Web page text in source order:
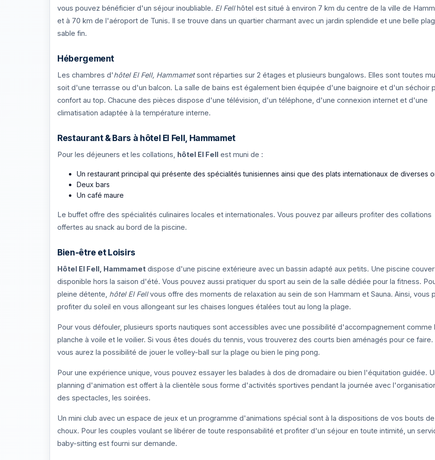
vous pouvez bénéficier d'un séjour inoubliable. El Fellhôtel est situé à environ 7 km du centre de la ville de
et à 70 km de l'aéroport de Tunis. Il se trouve dans un quartier charmant avec un jardin splendide et une belle
sable fin.
Hébergement
Les chambres d'hôtel El Fell, Hammametsont réparties sur 2 étages et plusieurs bungalows. Elles sont toutes
soit d'une terrasse ou d'un balcon. La salle de bains est également bien équipée d'une baignoire et d'un séchoir
confort au top. Chacune des pièces dispose d'une télévision, d'un téléphone, d'une connexion internet et d'une
climatisation adaptée à la température interne.
Restaurant & Bars à hôtel El Fell, Hammamet
Pour les déjeuners et les collations, hôtel El Fell est muni de :
Un restaurant principal qui présente des spécialités tunisiennes ainsi que des plats internationaux de diverses
Deux bars
Un café maure
Le buffet offre des spécialités culinaires locales et internationales. Vous pouvez par ailleurs profiter des collations
offertes au snack au bord de la piscine.
Bien-être et Loisirs
Hôtel El Fell, Hammamet dispose d'une piscine extérieure avec un bassin adapté aux petits. Une piscine
disponible hors la saison d'été. Vous pouvez aussi pratiquer du sport au sein de la salle dédiée pour la fitness.
pleine détente, hôtel El Fellvous offre des moments de relaxation au sein de son Hammam et Sauna. Ainsi, vous
profiter du soleil en vous allongeant sur les chaises longues étalées tout au long la plage.
Pour vous défouler, plusieurs sports nautiques sont accessibles avec une possibilité d'accompagnement comme
planche à voile et le voilier. Si vous êtes doués du tennis, vous trouverez des courts bien aménagés pour ce faire.
vous aurez la possibilité de jouer le volley-ball sur la plage ou bien le ping pong.
Pour une expérience unique, vous pouvez essayer les balades à dos de dromadaire ou bien l'équitation guidée.
planning d'animation est offert à la clientèle sous forme d'activités sportives pendant la journée avec
des spectacles, les soirées.
Un mini club avec un espace de jeux et un programme d'animations spécial sont à la dispositions de vos bouts de
choux. Pour les couples voulant se libérer de toute responsabilité et profiter d'un séjour en toute intimité, un
baby-sitting est fourni sur demande.